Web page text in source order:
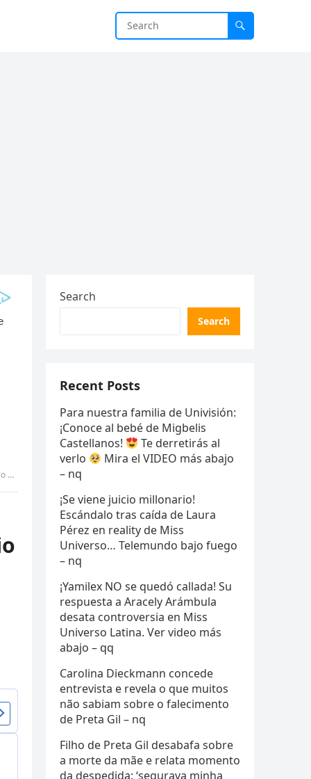
Search
Search
Recent Posts
Para nuestra familia de Univisión:
¡Conoce al bebé de Migbelis
Castellanos!
Te derretirás al
verlo
Mira el VIDEO más abajo
– nq
¡Se viene juicio millonario!
Escándalo tras caída de Laura
Pérez en reality de Miss
Universo… Telemundo bajo fuego
– nq
¡Yamilex NO se quedó callada! Su
respuesta a Aracely Arámbula
desata controversia en Miss
Universo Latina. Ver video más
abajo – qq
Carolina Dieckmann concede
entrevista e revela o que muitos
não sabiam sobre o falecimento
de Preta Gil – nq
Filho de Preta Gil desabafa sobre
a morte da mãe e relata momento
da despedida: ‘segurava minha